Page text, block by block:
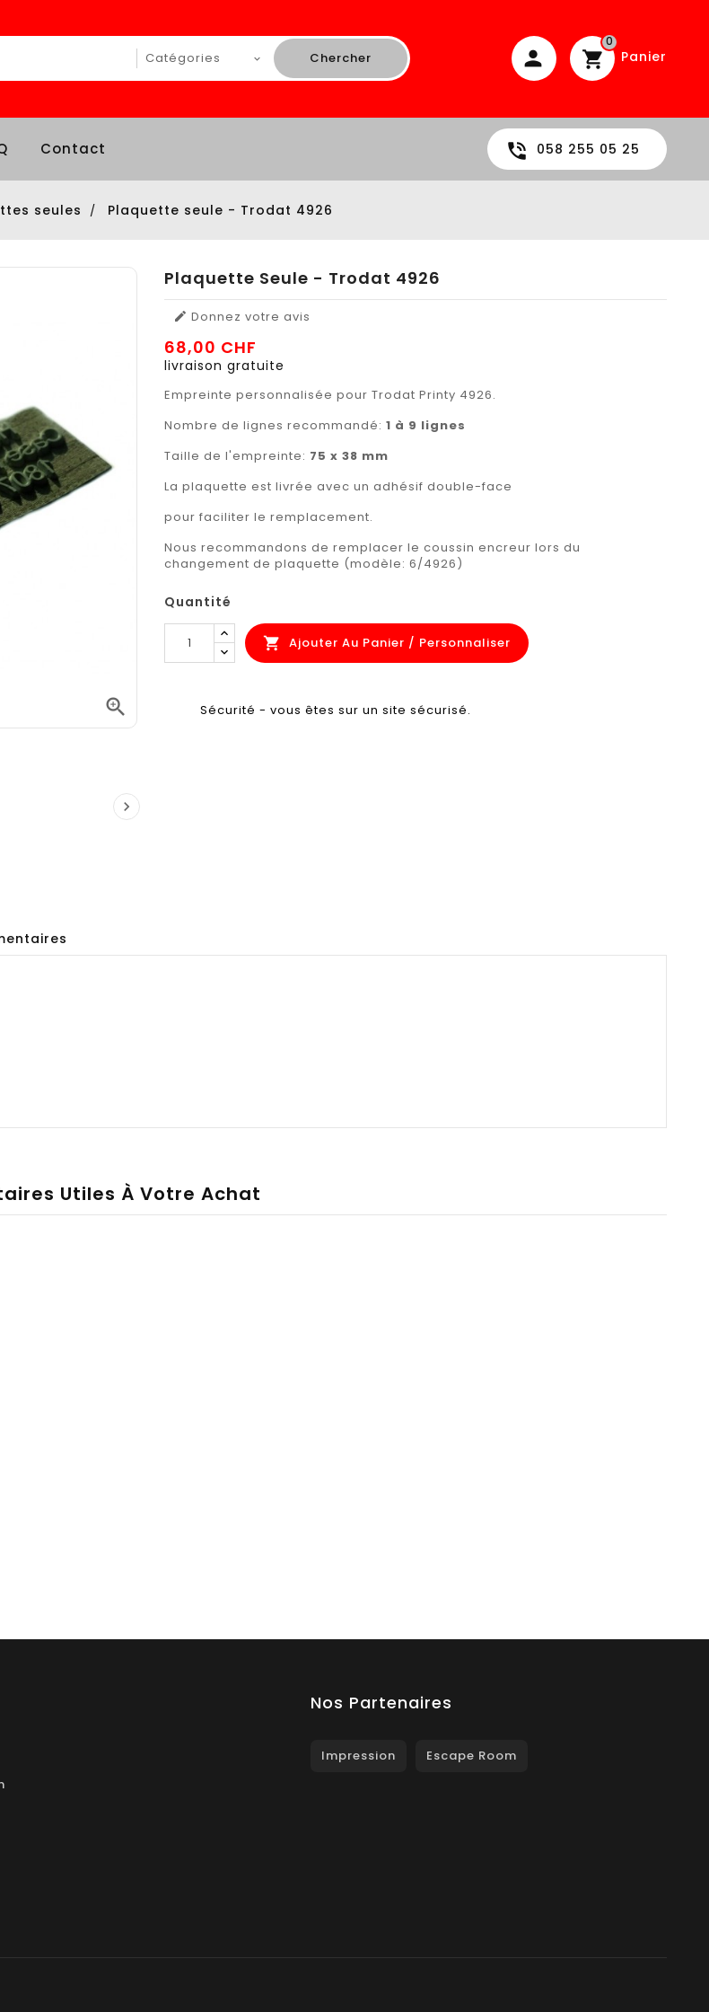
Panier
0
Chercher
058 255 05 25
Contact
seules Plaquette seule - Trodat 4926


Plaquette Seule - Trodat 4926
 Donnez votre avis
68,00 CHF
livraison gratuite
Empreinte personnalisée pour Trodat Printy 4926.
Nombre de lignes recommandé:1 à 9 lignes
Taille de l'empreinte: 75 x 38 mm
La plaquette est livrée avec un adhésif double-face
pour faciliter le remplacement.
Nous recommandons de remplacer le coussin encreur lors du
changement de plaquette (modèle: 6/4926)
Quantité
 Ajouter Au Panier / Personnaliser
Sécurité - vous êtes sur un site sécurisé.
Utiles À Votre Achat
Nos Partenaires
Impression Escape Room